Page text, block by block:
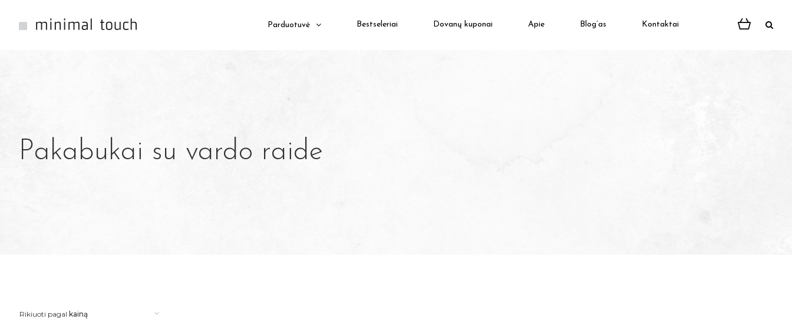
Parduotuvė Bestseleriai Dovanų kuponai Apie Blog’as Kontaktai
Pakabukai su vardo raide
Rikiuoti pagal kainą